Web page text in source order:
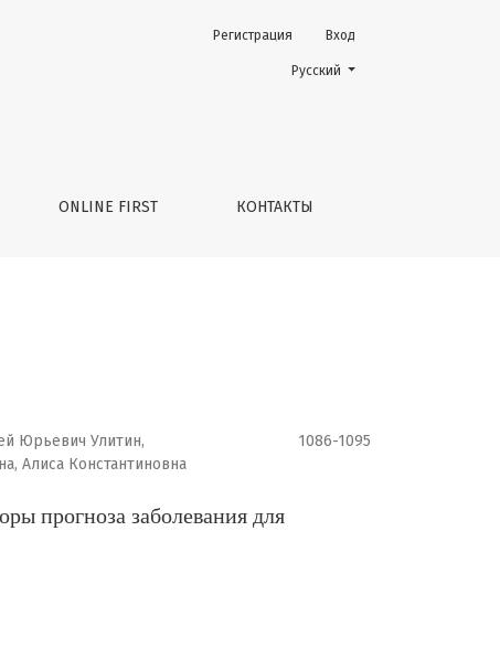
ONLINE FIRST КОНТАКТЫ
Регистрация Вход
Change the language. The
Русский
Юрьевич Улитин,
Алиса Константиновна
1086-1095
прогноза заболевания для